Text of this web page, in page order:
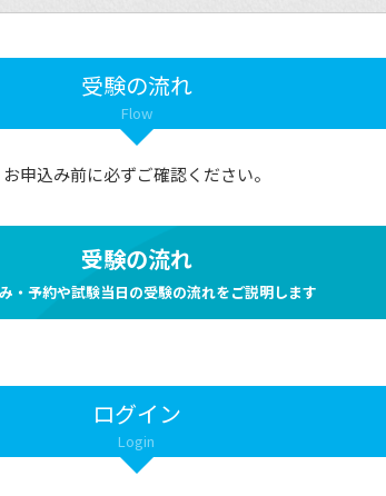
受験の流れ
Flow
お申込み前に必ずご確認ください。
受験の流れ
・予約や試験当日の受験の流れをご説明します
ログイン
Login